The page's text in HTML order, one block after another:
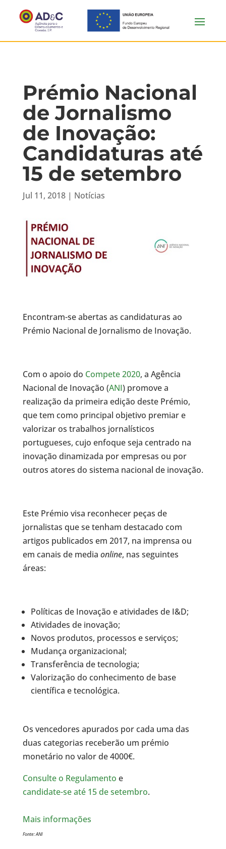
Prémio Nacional
de Jornalismo
de Inovação:
Candidaturas até
15 de setembro
Jul 11, 2018| Notícias
Encontram-se abertas as candidaturas ao
Prémio Nacional de Jornalismo de Inovação.
Com o apoio do Compete 2020, a Agência
Nacional de Inovação (ANI) promove a
realização da primeira edição deste Prémio,
que tem como principal objetivo premiar e
valorizar os trabalhos jornalísticos
portugueses, cujo enfoque seja centrado na
inovação dinamizada por empresas ou por
outros atores do sistema nacional de inovação.
Este Prémio visa reconhecer peças de
jornalistas que se tenham destacado com
artigos publicados em 2017, na imprensa ou
em canais de media online, nas seguintes
áreas:
Políticas de Inovação e atividades de I&D;
Atividades de inovação;
Novos produtos, processos e serviços;
Mudança organizacional;
Transferência de tecnologia;
Valorização do conhecimento de base
científica e tecnológica.
Os vencedores apurados por cada uma das
duas categorias receberão um prémio
monetário no valor de 4000€.
Consulte o Regulamento e
candidate-se até 15 de setembro.
Mais informações
Fonte: ANI